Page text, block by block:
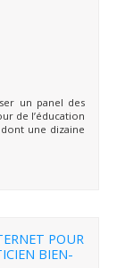
un panel des
de l’éducation
une dizaine
POUR
BIEN-